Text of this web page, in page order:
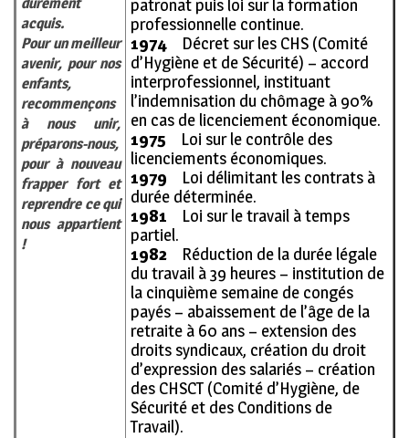
acquis.
Pour un meilleur
avenir, pour nos
enfants,
recommençons
à nous unir,
préparons-nous,
pour à nouveau
frapper fort et
reprendre ce qui
nous appartient
!
patronat puis loi sur la formation
professionnelle continue.
1974 Décret sur les CHS (Comité
d’Hygiène et de Sécurité) – accord
interprofessionnel, instituant
l’indemnisation du chômage à 90%
en cas de licenciement économique.
1975 Loi sur le contrôle des
licenciements économiques.
1979 Loi délimitant les contrats à
durée déterminée.
1981 Loi sur le travail à temps
partiel.
1982 Réduction de la durée légale
du travail à 39 heures – institution de
la cinquième semaine de congés
payés – abaissement de l’âge de la
retraite à 60 ans – extension des
droits syndicaux, création du droit
d’expression des salariés – création
des CHSCT (Comité d’Hygiène, de
Sécurité et des Conditions de
Travail).